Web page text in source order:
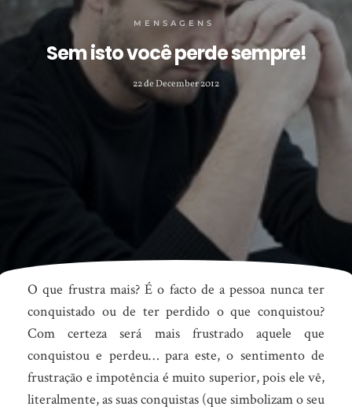
MENSAGENS
Sem isto você perde sempre!
22 de December 2012
Sem
isto
você
perde
sempre!
O que frustra mais? É o facto de a pessoa nunca ter
conquistado ou de ter perdido o que conquistou?
Com certeza será mais frustrado aquele que
conquistou e perdeu… para este, o sentimento de
frustração e impotência é muito superior, pois ele vê,
literalmente, as suas conquistas (que simbolizam o seu